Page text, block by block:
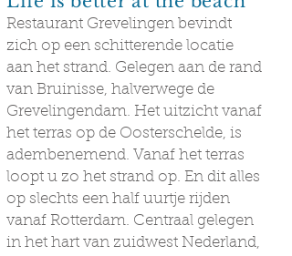
Restaurant Grevelingen bevindt
zich op een schitterende locatie
aan het strand. Gelegen aan de rand
van Bruinisse, halverwege de
Grevelingendam. Het uitzicht vanaf
het terras op de Oosterschelde, is
adembenemend. Vanaf het terras
loopt u zo het strand op. En dit alles
op slechts een half uurtje rijden
vanaf Rotterdam. Centraal gelegen
in het hart van zuidwest Nederland,